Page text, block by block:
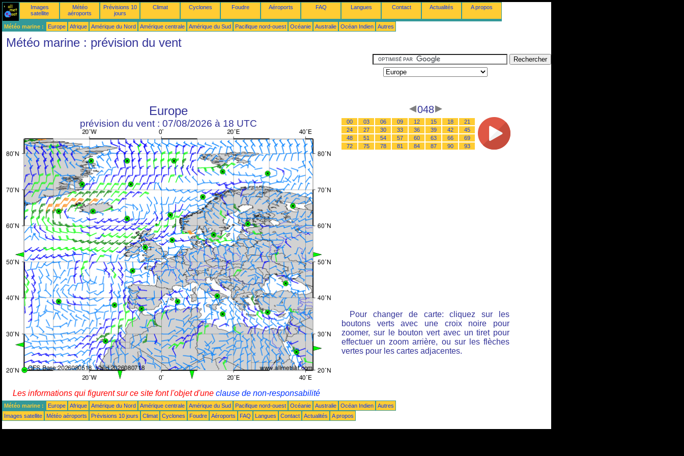
Images
satellite
Météo
aéroports
Prévisions 10
jours
Climat Cyclones Foudre Aéroports FAQ Langues Contact Actualités A propos
Météo marine : Europe Afrique Amérique du Nord Amérique centrale Amérique du Sud Pacifique nord-ouest Océanie Australie Océan Indien Autres
Météo marine : prévision du vent
Europe
prévision du vent : 07/08/2026 à 18 UTC
048
00 03 06 09 12 15 18
21
24
27 30 33 36 39 42
45
48
51 54 57 60 63 66
69
72
75 78 81 84 87 90 93
Pour changer de carte: cliquez sur les
boutons verts avec une croix noire pour
zoomer, sur le bouton vert avec un tiret pour
effectuer un zoom arrière, ou sur les flèches
vertes pour les cartes adjacentes.
Les informations qui figurent sur ce site font l'objet d'une clause de non-responsabilité
Météo marine : Europe Afrique Amérique du Nord Amérique centrale Amérique du Sud Pacifique nord-ouest Océanie Australie Océan Indien
Autres
Images satellite
Météo aéroports Prévisions 10 jours Climat Cyclones Foudre Aéroports FAQ Langues Contact Actualités A propos